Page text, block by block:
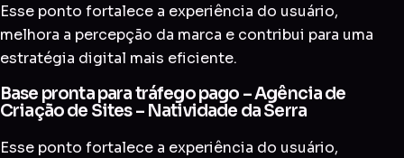
Esse ponto fortalece a experiência do usuário,
melhora a percepção da marca e contribui para uma
estratégia digital mais eficiente.
Base pronta para tráfego pago – Agência de
Criação de Sites – Natividade da Serra
Esse ponto fortalece a experiência do usuário,